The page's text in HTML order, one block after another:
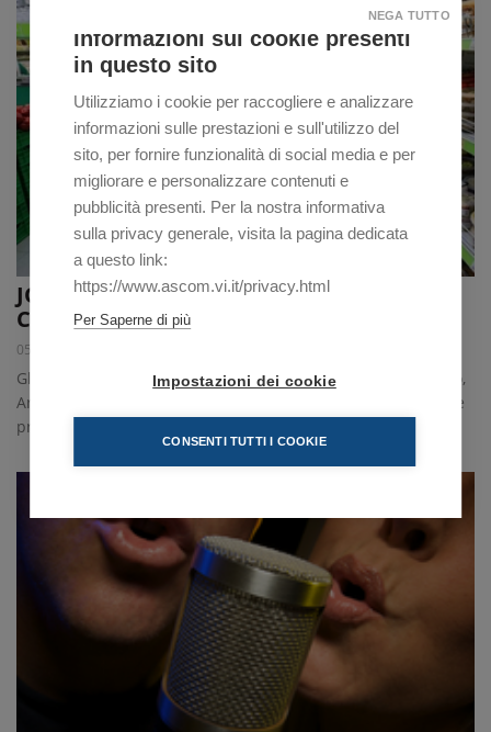
JOBS ACT AL CENTRO DI TRE INCONTRI
CONFCOMMERCIO
05/03/2015
Gli esperti dell'Associazione illustreranno la riforma a Lonigo,
Arzignano e Marostica. A breve un incontro anche nella sede
provinciale
Informazioni sui cookie presenti
in questo sito
Utilizziamo i cookie per raccogliere e analizzare
informazioni sulle prestazioni e sull'utilizzo del
sito, per fornire funzionalità di social media e per
migliorare e personalizzare contenuti e
pubblicità presenti. Per la nostra informativa
sulla privacy generale, visita la pagina dedicata
a questo link:
https://www.ascom.vi.it/privacy.html
Per Saperne di più
Impostazioni dei cookie
NEGA TUTTO
CONSENTI TUTTI I COOKIE